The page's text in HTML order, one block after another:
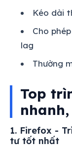
Kéo dài
Cho
lag
Thường
Top
1. Firefox -
tư tốt nhất